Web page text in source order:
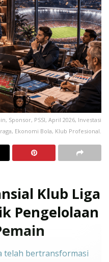
Sponsor, PSSI, April 2026, Investasi
Ekonomi Bola, Klub Profesional.
Klub Liga
Pengelolaan
telah bertransformasi